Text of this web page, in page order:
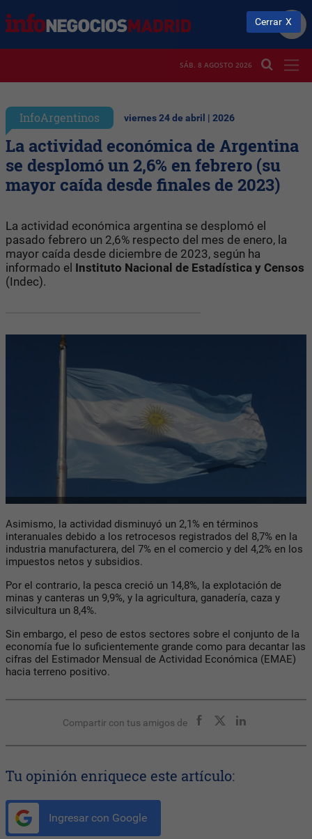
SÁB. 8 AGOSTO 2026
InfoArgentinos viernes 24 de abril | 2026
La actividad económica de Argentina
se desplomó un 2,6% en febrero (su
mayor caída desde finales de 2023)
La actividad económica argentina se desplomó el
pasado febrero un 2,6% respecto del mes de enero, la
mayor caída desde diciembre de 2023, según ha
informado el Instituto Nacional de Estadística y Censos
(Indec).
Asimismo, la actividad disminuyó un 2,1% en términos
interanuales debido a los retrocesos registrados del 8,7% en la
industria manufacturera, del 7% en el comercio y del 4,2% en los
impuestos netos y subsidios.
Por el contrario, la pesca creció un 14,8%, la explotación de
minas y canteras un 9,9%, y la agricultura, ganadería, caza y
silvicultura un 8,4%.
Sin embargo, el peso de estos sectores sobre el conjunto de la
economía fue lo suficientemente grande como para decantar las
cifras del Estimador Mensual de Actividad Económica (EMAE)
hacia terreno positivo.
Compartir con tus amigos de
Tu opinión enriquece este artículo:
Ingresar con Google
Cerrar